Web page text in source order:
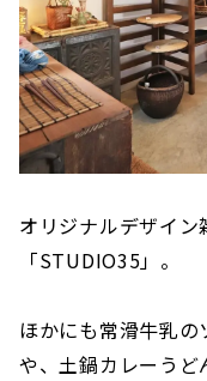
オリジナルデザイ
「STUDIO35」。
ほかにも常滑牛乳
や、土鍋カレーうど